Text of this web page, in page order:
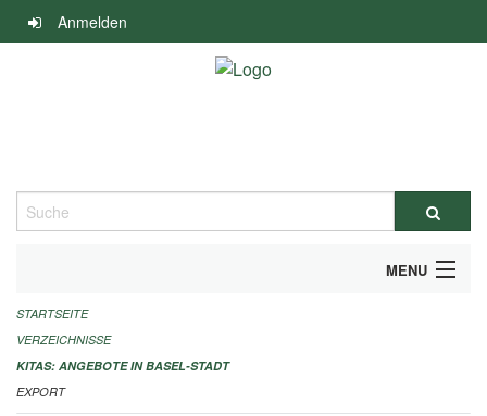
Navigation
überspringen
Anmelden
Suche
MENU
ALLGEMEINE INFORMATIONEN
IMPRESSUM
STARTSEITE
VERZEICHNISSE
KITAS: ANGEBOTE IN BASEL-STADT
EXPORT